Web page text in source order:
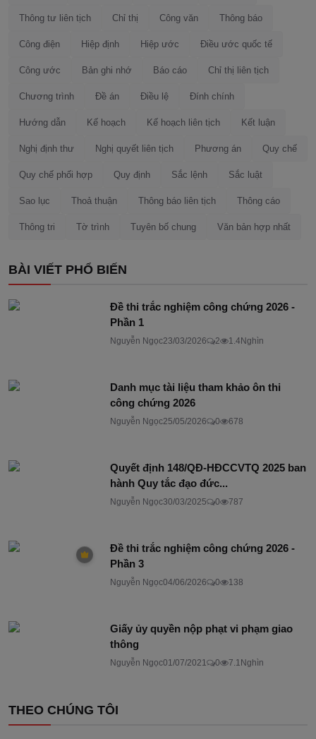
Thông tư liên tịch Chỉ thị Công văn Thông báo
Công điện Hiệp định Hiệp ước Điều ước quốc tế
Công ước Bản ghi nhớ Báo cáo Chỉ thị liên tịch
Chương trình Đề án Điều lệ Đính chính
Hướng dẫn Kế hoạch Kế hoạch liên tịch Kết luận
Nghị định thư Nghị quyết liên tịch Phương án Quy chế
Quy chế phối hợp Quy định Sắc lệnh Sắc luật
Sao lục Thoả thuận Thông báo liên tịch Thông cáo
Thông tri Tờ trình Tuyên bố chung Văn bản hợp nhất
BÀI VIẾT PHỔ BIẾN
Đề thi trắc nghiệm công chứng 2026 -
Phần 1
Nguyễn Ngọc23/03/2026 2 1.4Nghìn
Danh mục tài liệu tham khảo ôn thi
công chứng 2026
Nguyễn Ngọc25/05/2026 0 678
Quyết định 148/QĐ-HĐCCVTQ 2025 ban
hành Quy tắc đạo đức...
Nguyễn Ngọc30/03/2025 0 787
Đề thi trắc nghiệm công chứng 2026 -
Phần 3
Nguyễn Ngọc04/06/2026 0 138
Giấy ủy quyền nộp phạt vi phạm giao
thông
Nguyễn Ngọc01/07/2021 0 7.1Nghìn
THEO CHÚNG TÔI